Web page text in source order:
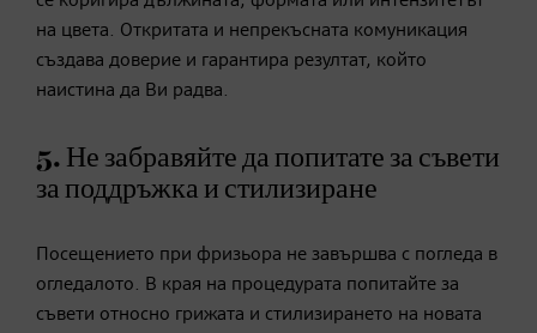
на цвета. Откритата и непрекъсната комуникация
създава доверие и гарантира резултат, който
наистина да Ви радва.
5. Не забравяйте да попитате за съвети
за поддръжка и стилизиране
Посещението при фризьора не завършва с погледа в
огледалото. В края на процедурата попитайте за
съвети относно грижата и стилизирането на новата